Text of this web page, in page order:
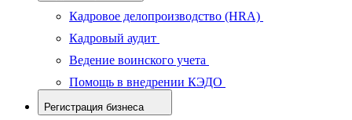
Кадровое делопроизводство (HRA)
Кадровый аудит
Ведение воинского учета
Помощь в внедрении КЭДО
Регистрация бизнеса